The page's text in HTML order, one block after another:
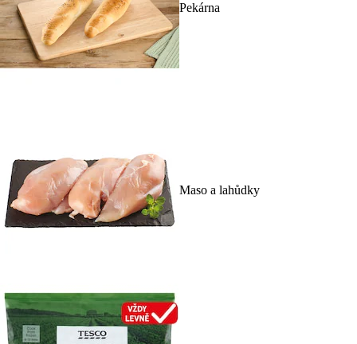
Pekárna
Maso a lahůdky